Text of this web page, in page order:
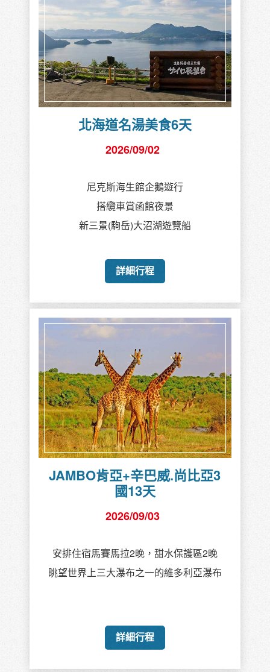
北海道名湯美食6天
2026/09/02
尼克斯海生館企鵝遊行
搭纜車賞函館夜景
新三景(駒岳)大沼湖遊覽船
詳細行程
JAMBO肯亞+辛巴威.尚比亞3
國13天
2026/09/03
安排住宿馬賽馬拉2晚，甜水保護區2晚
眺望世界上三大瀑布之一的維多利亞瀑布
詳細行程